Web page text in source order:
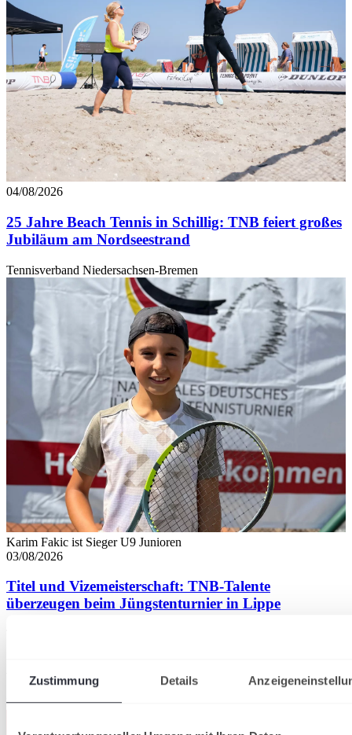
Zustimmung Details
04/08/2026
25 Jahre Beach Tennis in Schillig: TNB feiert großes
Jubiläum am Nordseestrand
Tennisverband Niedersachsen-Bremen
Karim Fakic ist Sieger U9 Junioren
03/08/2026
Titel und Vizemeisterschaft: TNB-Talente
überzeugen beim Jüngstenturnier in Lippe
Kompaktansicht